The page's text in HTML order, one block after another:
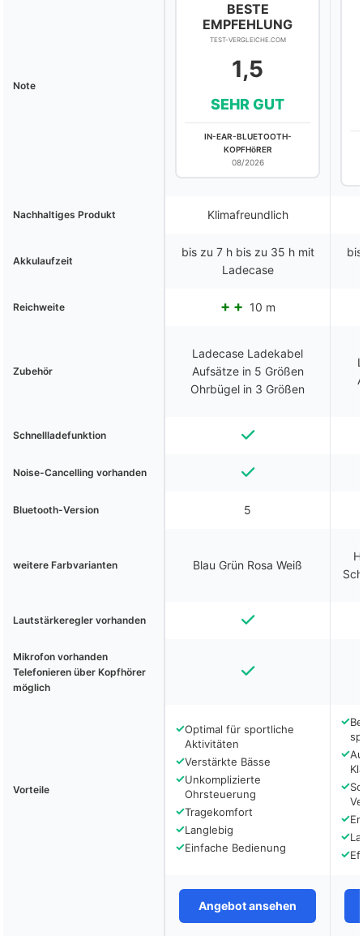
Note
BESTE
EMPFEHLUNG
TEST-VERGLEICHE.COM
1,5
SEHR GUT
IN-EAR-BLUETOOTH-
KOPFHöRER
08/2026
Nachhaltiges Produkt Klimafreundlich
Akkulaufzeit
bis zu 7 h bis zu 35 h mit
Ladecase
Reichweite 10 m
Zubehör
Ladecase Ladekabel
Aufsätze in 5 Größen
Ohrbügel in 3 Größen
Schnellladefunktion
Noise-Cancelling vorhanden
Bluetooth-Version 5
weitere Farbvarianten Blau Grün Rosa Weiß
Lautstärkeregler vorhanden
Mikrofon vorhanden
Telefonieren über Kopfhörer
möglich
Vorteile
✓Optimal für sportliche
Aktivitäten
✓Verstärkte Bässe
✓Unkomplizierte
Ohrsteuerung
✓Tragekomfort
✓Langlebig
✓Einfache Bedienung
✓
✓
✓
✓
✓
✓
Angebot ansehen